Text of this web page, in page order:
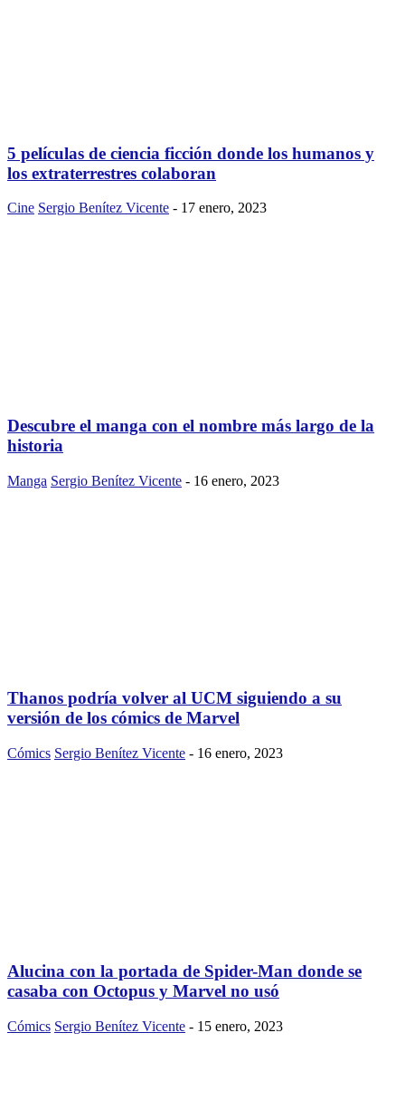
5 películas de ciencia ficción donde los humanos y
los extraterrestres colaboran
Cine Sergio Benítez Vicente - 17 enero, 2023
Descubre el manga con el nombre más largo de la
historia
Manga Sergio Benítez Vicente - 16 enero, 2023
Thanos podría volver al UCM siguiendo a su
versión de los cómics de Marvel
Cómics Sergio Benítez Vicente - 16 enero, 2023
Alucina con la portada de Spider-Man donde se
casaba con Octopus y Marvel no usó
Cómics Sergio Benítez Vicente - 15 enero, 2023